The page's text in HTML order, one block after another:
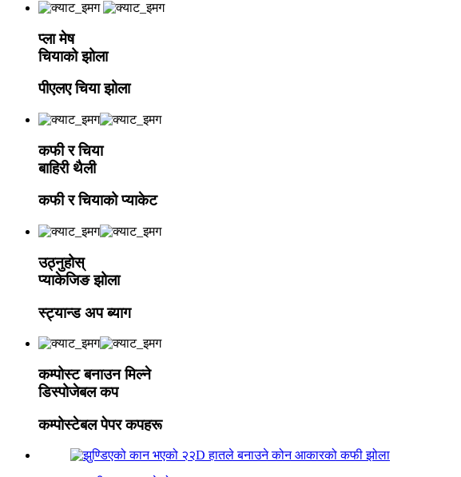
प्ला मेष
चियाको झोला
पीएलए चिया झोला
कफी र चिया
बाहिरी थैली
कफी र चियाको प्याकेट
उठ्नुहोस्
प्याकेजिङ झोला
स्ट्यान्ड अप ब्याग
कम्पोस्ट बनाउन मिल्ने
डिस्पोजेबल कप
कम्पोस्टेबल पेपर कपहरू